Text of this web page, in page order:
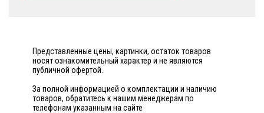
Представленные цены, картинки, остаток товаров
носят ознакомительный характер и не являются
публичной офертой.
За полной информацией о комплектации и наличию
товаров, обратитесь к нашим менеджерам по
телефонам указанным на сайте